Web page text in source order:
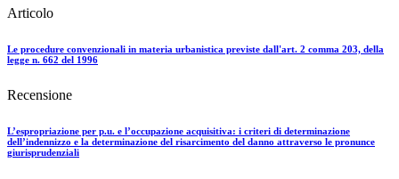
Articolo
Le procedure convenzionali in materia urbanistica previste dall'art. 2 comma 203, della
legge n. 662 del 1996
Recensione
L’espropriazione per p.u. e l’occupazione acquisitiva: i criteri di determinazione
dell’indennizzo e la determinazione del risarcimento del danno attraverso le pronunce
giurisprudenziali